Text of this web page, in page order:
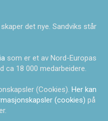
det nye. Sandviks står
som er et av Nord-Europas
ca 18 000 medarbeidere.
(Cookies). Her kan
(cookies) på